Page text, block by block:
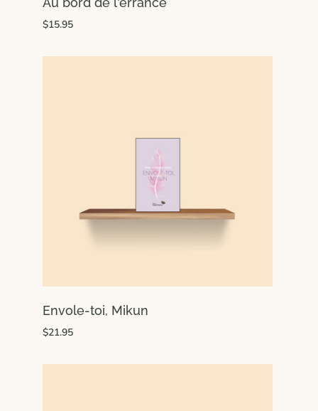
$15.95
Envole-toi, Mikun
$21.95